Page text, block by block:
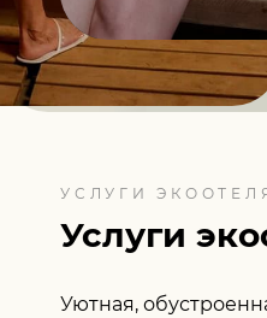
УСЛУГИ
Услуги
Уютная,